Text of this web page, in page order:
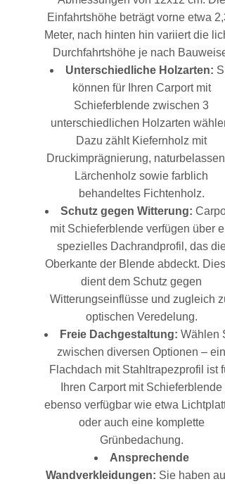
Einfahrtshöhe beträgt vorne etwa
Meter, nach hinten hin variiert die
Durchfahrtshöhe je nach Bauweise.
Unterschiedliche Holzarten:
können für Ihren Carport mit
Schieferblende zwischen 3
unterschiedlichen Holzarten
Dazu zählt Kiefernholz mit
Druckimprägnierung,
Lärchenholz sowie farblich
behandeltes Fichtenholz.
Schutz gegen Witterung:
mit Schieferblende verfügen über
spezielles Dachrandprofil, das die
Oberkante der Blende abdeckt.
dient dem Schutz gegen
Witterungseinflüsse und zugleich
optischen Veredelung.
Freie Dachgestaltung: Wählen
zwischen diversen Optionen – ein
Flachdach mit Stahltrapezprofil ist
Ihren Carport mit Schieferblende
ebenso verfügbar wie etwa
oder auch eine komplette
Grünbedachung.
Ansprechende
Wandverkleidungen: Sie haben